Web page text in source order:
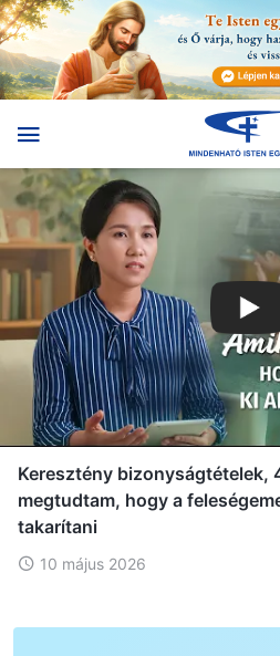
Keresztény bizonyságtételek,
megtudtam, hogy a
takarítani
10 május 2026